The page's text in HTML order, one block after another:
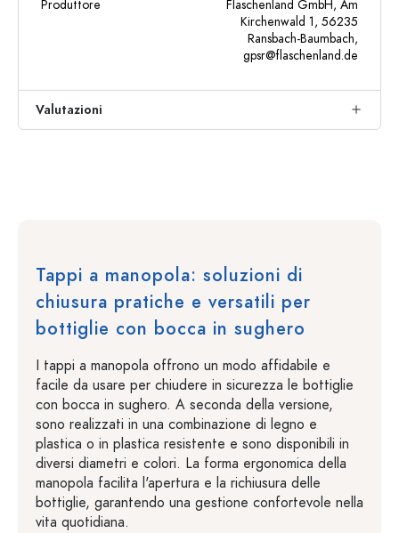
Produttore
Flaschenland GmbH, Am
Kirchenwald 1, 56235
Ransbach-Baumbach,
gpsr@flaschenland.de
Valutazioni
Tappi a manopola: soluzioni di
chiusura pratiche e versatili per
bottiglie con bocca in sughero
I tappi a manopola offrono un modo affidabile e
facile da usare per chiudere in sicurezza le bottiglie
con bocca in sughero. A seconda della versione,
sono realizzati in una combinazione di legno e
plastica o in plastica resistente e sono disponibili in
diversi diametri e colori. La forma ergonomica della
manopola facilita l'apertura e la richiusura delle
bottiglie, garantendo una gestione confortevole nella
vita quotidiana.